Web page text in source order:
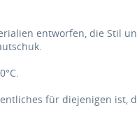
entworfen, die Stil
für diejenigen ist,